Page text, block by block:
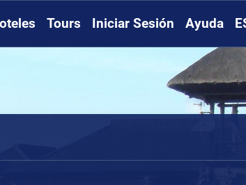
Tours Iniciar Sesión Ayuda